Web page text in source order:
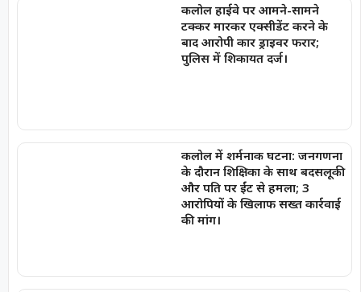
कलोल हाईवे पर आमने-सामने
टक्कर मारकर एक्सीडेंट करने के
बाद आरोपी कार ड्राइवर फरार;
पुलिस में शिकायत दर्ज।
कलोल में शर्मनाक घटना: जनगणना
के दौरान शिक्षिका के साथ बदसलूकी
और पति पर ईंट से हमला; 3
आरोपियों के खिलाफ सख्त कार्रवाई
की मांग।